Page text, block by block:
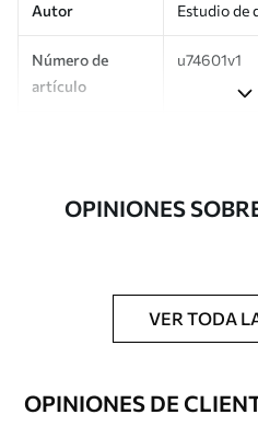
Autor Estudio de
Número de
artículo
u74601v1
Adicionalmente
Disponible
esponja
Método de
Hasta 360
OPINIONES
VER TODA
OPINIONES DE